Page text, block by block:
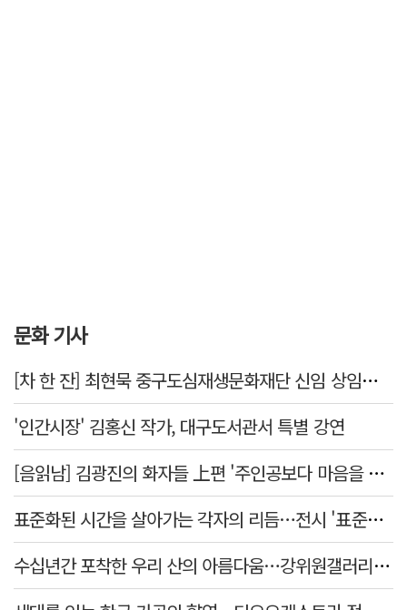
문화 기사
[차 한 잔] 최현묵 중구도심재생문화재단 신임 상임이사 "서문시장·경상감영 등 지역 자원 활용…문화의 일상화"
'인간시장' 김홍신 작가, 대구도서관서 특별 강연
[음읽남] 김광진의 화자들 上편 '주인공보다 마음을 쓴 사람'
표준화된 시간을 살아가는 각자의 리듬…전시 '표준시차'
수십년간 포착한 우리 산의 아름다움…강위원갤러리 '팔공·지리展' 개최